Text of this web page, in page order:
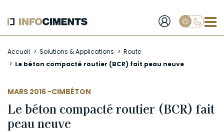
au
contenu
Accueil Solutions & Applications
Route
Le béton compacté routier (BCR) fait peau neuve
MARS 2016 -
AUTEUR CIMBÉTON
Le béton compacté routier (BCR) fait
peau neuve